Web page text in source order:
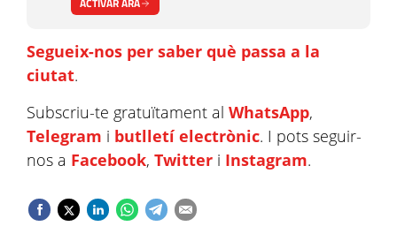
ACTIVAR ARA
Segueix-nos per saber què passa a la
ciutat.
Subscriu-te gratuïtament al WhatsApp,
Telegram i butlletí electrònic. I pots seguir-
nos a Facebook, Twitter i Instagram.